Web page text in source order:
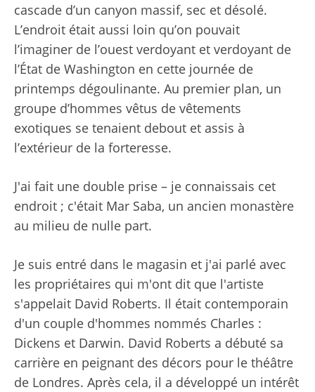
cascade d’un canyon massif, sec et désolé.
L’endroit était aussi loin qu’on pouvait
l’imaginer de l’ouest verdoyant et verdoyant de
l’État de Washington en cette journée de
printemps dégoulinante. Au premier plan, un
groupe d’hommes vêtus de vêtements
exotiques se tenaient debout et assis à
l’extérieur de la forteresse.
J'ai fait une double prise – je connaissais cet
endroit ; c'était Mar Saba, un ancien monastère
au milieu de nulle part.
Je suis entré dans le magasin et j'ai parlé avec
les propriétaires qui m'ont dit que l'artiste
s'appelait David Roberts. Il était contemporain
d'un couple d'hommes nommés Charles :
Dickens et Darwin. David Roberts a débuté sa
carrière en peignant des décors pour le théâtre
de Londres. Après cela, il a développé un intérêt